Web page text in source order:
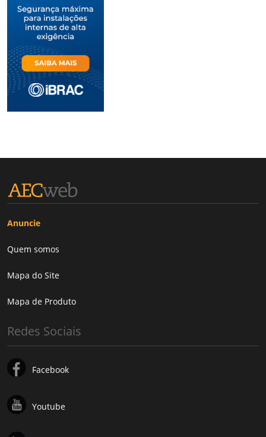
Anuncie
Quem somos
Mapa do Site
Mapa de Produto
Redes Sociais
Facebook
Youtube